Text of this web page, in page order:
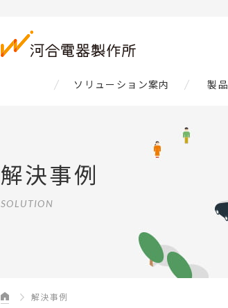
ソリューション案内 製
解決事例
SOLUTION
解決事例